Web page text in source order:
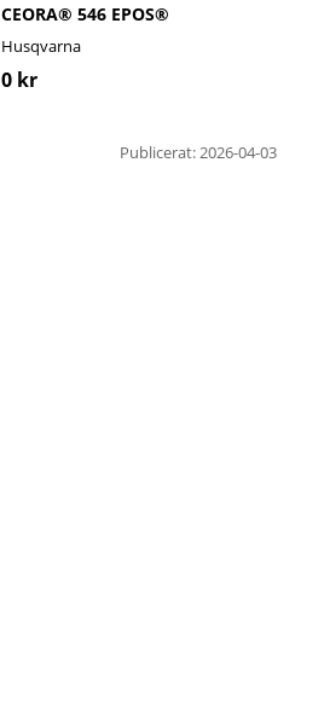
CEORA® 546 EPOS®
Husqvarna
0 kr
Publicerat: 2026-04-03